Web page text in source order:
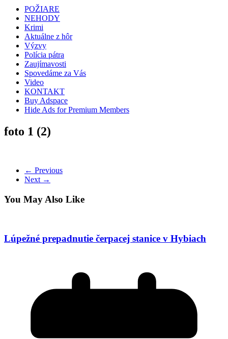
POŽIARE
NEHODY
Krimi
Aktuálne z hôr
Výzvy
Polícia pátra
Zaujímavosti
Spovedáme za Vás
Video
KONTAKT
Buy Adspace
Hide Ads for Premium Members
foto 1 (2)
← Previous
Next →
You May Also Like
Lúpežné prepadnutie čerpacej stanice v Hybiach